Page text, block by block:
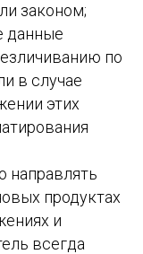
законом;
данные
по
в случае
этих
направлять
продуктах
и
всегда